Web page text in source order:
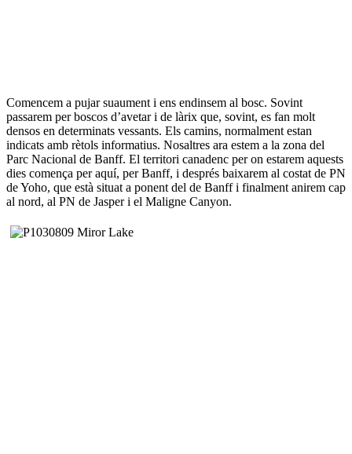
Comencem a pujar suaument i ens endinsem al bosc. Sovint
passarem per boscos d’avetar i de làrix que, sovint, es fan molt
densos en determinats vessants. Els camins, normalment estan
indicats amb rètols informatius. Nosaltres ara estem a la zona del
Parc Nacional de Banff. El territori canadenc per on estarem aquests
dies comença per aquí, per Banff, i després baixarem al costat de PN
de Yoho, que està situat a ponent del de Banff i finalment anirem cap
al nord, al PN de Jasper i el Maligne Canyon.